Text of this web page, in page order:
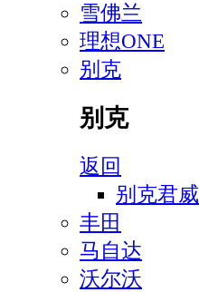
雪佛兰
理想ONE
别克
别克
返回
别克君威
丰田
马自达
沃尔沃